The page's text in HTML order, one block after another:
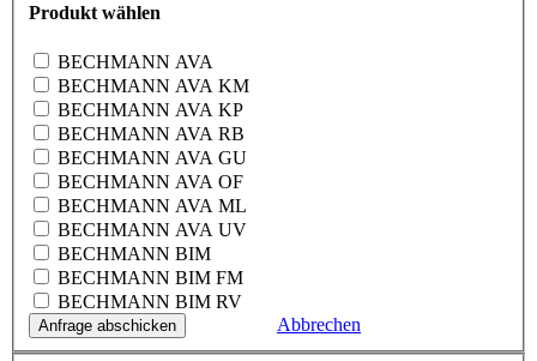
Produkt wählen
BECHMANN AVA
BECHMANN AVA KM
BECHMANN AVA KP
BECHMANN AVA RB
BECHMANN AVA GU
BECHMANN AVA OF
BECHMANN AVA ML
BECHMANN AVA UV
BECHMANN BIM
BECHMANN BIM FM
BECHMANN BIM RV
Abbrechen